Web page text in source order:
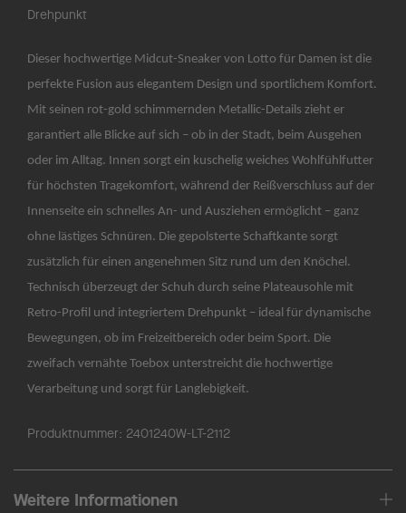
Drehpunkt
Dieser hochwertige Midcut-Sneaker von Lotto für Damen ist die
perfekte Fusion aus elegantem Design und sportlichem Komfort.
Mit seinen rot-gold schimmernden Metallic-Details zieht er
garantiert alle Blicke auf sich – ob in der Stadt, beim Ausgehen
oder im Alltag. Innen sorgt ein kuschelig weiches Wohlfühlfutter
für höchsten Tragekomfort, während der Reißverschluss auf der
Innenseite ein schnelles An- und Ausziehen ermöglicht – ganz
ohne lästiges Schnüren. Die gepolsterte Schaftkante sorgt
zusätzlich für einen angenehmen Sitz rund um den Knöchel.
Technisch überzeugt der Schuh durch seine Plateausohle mit
Retro-Profil und integriertem Drehpunkt – ideal für dynamische
Bewegungen, ob im Freizeitbereich oder beim Sport. Die
zweifach vernähte Toebox unterstreicht die hochwertige
Verarbeitung und sorgt für Langlebigkeit.
Produktnummer: 2401240W-LT-2112
Weitere Informationen